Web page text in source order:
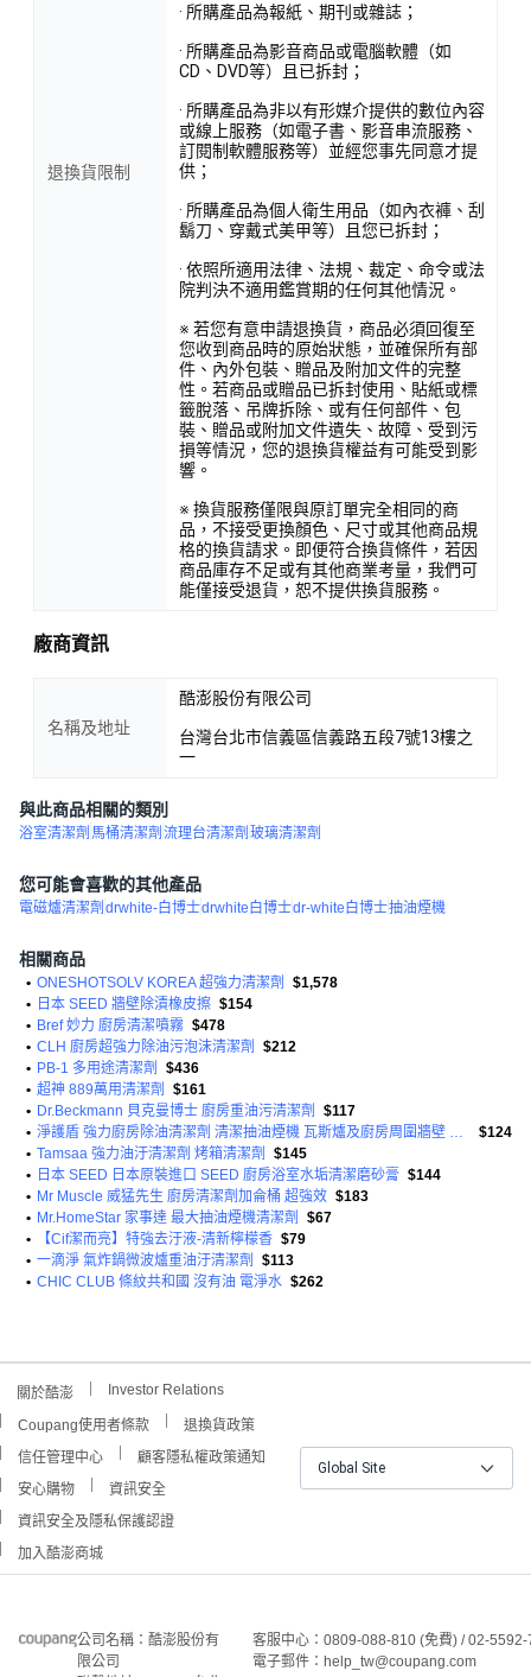
退換貨限制
· 所購產品為報紙、期刊或雜誌；
· 所購產品為影音商品或電腦軟體（如
CD、DVD等）且已拆封；
· 所購產品為非以有形媒介提供的數位內容
或線上服務（如電子書、影音串流服務、
訂閱制軟體服務等）並經您事先同意才提
供；
· 所購產品為個人衛生用品（如內衣褲、刮
鬍刀、穿戴式美甲等）且您已拆封；
· 依照所適用法律、法規、裁定、命令或法
院判決不適用鑑賞期的任何其他情況。
※ 若您有意申請退換貨，商品必須回復至
您收到商品時的原始狀態，並確保所有部
件、內外包裝、贈品及附加文件的完整
性。若商品或贈品已拆封使用、貼紙或標
籤脫落、吊牌拆除、或有任何部件、包
裝、贈品或附加文件遺失、故障、受到污
損等情況，您的退換貨權益有可能受到影
響。
※ 換貨服務僅限與原訂單完全相同的商
品，不接受更換顏色、尺寸或其他商品規
格的換貨請求。即便符合換貨條件，若因
商品庫存不足或有其他商業考量，我們可
能僅接受退貨，恕不提供換貨服務。
廠商資訊
名稱及地址
酷澎股份有限公司
台灣台北市信義區信義路五段7號13樓之
一
與此商品相關的類別
浴室清潔劑 馬桶清潔劑 流理台清潔劑 玻璃清潔劑
您可能會喜歡的其他產品
電磁爐清潔劑 drwhite-白博士drwhite白博士dr-white白博士抽油煙機
相關商品
• ONESHOTSOLV KOREA 超強力清潔劑
$1,578
•
日本 SEED 牆壁除漬橡皮擦 $154
• Bref 妙力 廚房清潔噴霧 $478
• CLH 廚房超強力除油污泡沫清潔劑
$212
• PB-1 多用途清潔劑
$436
• 超神 889萬用清潔劑
$161
• Dr.Beckmann 貝克曼博士 廚房重油污清潔劑
$117
•
$124
• Tamsaa 強力油汙清潔劑 烤箱清潔劑
$145
•
日本 SEED 日本原裝進口 SEED 廚房浴室水垢清潔磨砂膏 $144
• Mr Muscle 威猛先生 廚房清潔劑加侖桶 超強效 $183
• Mr.HomeStar 家事達 最大抽油煙機清潔劑
$67
•
【Cif潔而亮】特強去汙液-清新檸檬香 $79
• 一滴淨 氣炸鍋微波爐重油汙清潔劑
$113
• CHIC CLUB 條紋共和國 沒有油 電淨水 $262
關於酷澎 Investor Relations
Coupang使用者條款
退換貨政策
信任管理中心
顧客隱私權政策通知
安心購物
資訊安全
資訊安全及隱私保護認證
加入酷澎商城
Global Site
公司名稱：酷澎股份有
限公司
客服中心：0809-088-810 (免費) / 02-
電子郵件：help_tw@coupang.com